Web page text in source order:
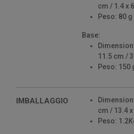
cm / 1.4 x
Peso: 80
Base:
11.5 cm /
Peso: 150
IMBALLAGGIO
cm / 13.4
Peso: